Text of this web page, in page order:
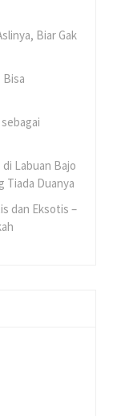
Biar Gak
Bisa
Labuan Bajo
Tiada Duanya
dan Eksotis –